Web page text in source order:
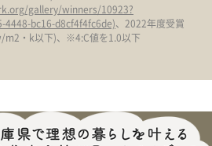
gallery/winners/10923?
4448-bc16-d8cf4f4fc6de)、2022年度受賞
m2・k以下)、※4:C値を1.0以下